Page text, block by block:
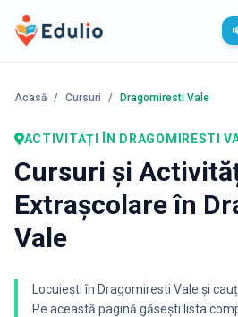
Edulio
Acasă / Cursuri / Dragomiresti Vale
ACTIVITĂȚI ÎN DRAGOMIRESTI
Cursuri și
Extrașcolare în
Vale
Locuiești în Dragomiresti Vale și
Pe această pagină găsești lista